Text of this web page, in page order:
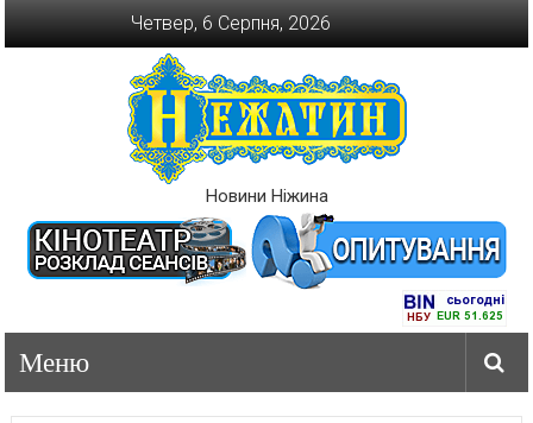
Четвер, 6 Серпня, 2026
Новини Ніжина